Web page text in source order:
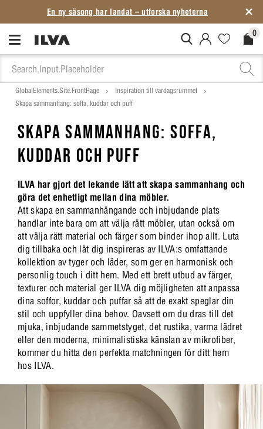
En ny säsong har landat – utforska nyheterna
MitIlva.Login 0
GlobalElements.Site.FrontPage
Inspiration till vardagsrummet
Skapa sammanhang: soffa, kuddar och puff
SKAPA SAMMANHANG: SOFFA,
KUDDAR OCH PUFF
ILVA har gjort det lekande lätt att skapa sammanhang och
göra det enhetligt mellan dina möbler.
Att skapa en sammanhängande och inbjudande plats
handlar inte bara om att välja rätt möbler, utan också om
att välja rätt material och färger som binder ihop allt. Luta
dig tillbaka och låt dig inspireras av ILVA:s omfattande
kollektion av tyger och läder, som ger en harmonisk och
personlig touch i ditt hem. Med ett brett utbud av färger,
texturer och material ger ILVA dig möjligheten att anpassa
dina soffor, kuddar och puffar så att de exakt speglar din
stil och uppfyller dina behov. Oavsett om du dras till det
mjuka, inbjudande sammetstyget, det rustika, varma lädret
eller den moderna, minimalistiska känslan av mikrofiber,
kommer du hitta den perfekta matchningen för ditt hem
hos ILVA.